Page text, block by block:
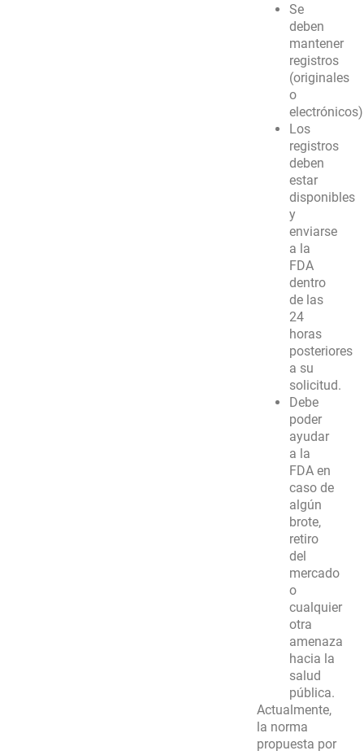
Se
deben
mantener
registros
(originales
o
Los
registros
deben
estar
disponibles
y
enviarse
a la
FDA
dentro
de las
24
horas
posteriores
a su
solicitud.
Debe
poder
ayudar
a la
FDA en
caso de
algún
brote,
retiro
del
mercado
o
cualquier
otra
amenaza
hacia la
salud
pública.
Actualmente,
la norma
propuesta por